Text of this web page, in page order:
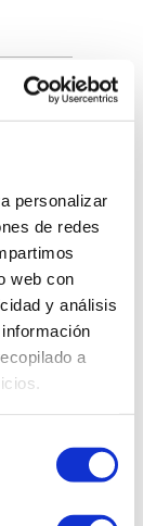
personalizar
de redes
web con
y análisis
a
mediante
cita
online es
tienes que
formula